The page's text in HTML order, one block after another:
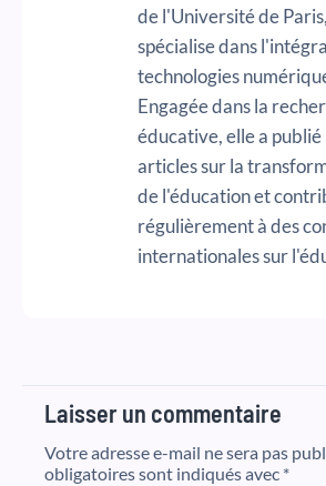
de l'Université de
spécialise dans
technologies
Engagée dans la
éducative, elle a publié
articles sur la
de l'éducation et
régulièrement à des
internationales sur
Laisser un commentaire
Votre adresse e-mail ne sera pas
obligatoires sont indiqués avec *